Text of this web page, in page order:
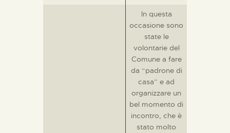
In questa
occasione sono
state le
volontarie del
Comune a fare
da “padrone di
casa” e ad
organizzare un
bel momento di
incontro, che è
stato molto